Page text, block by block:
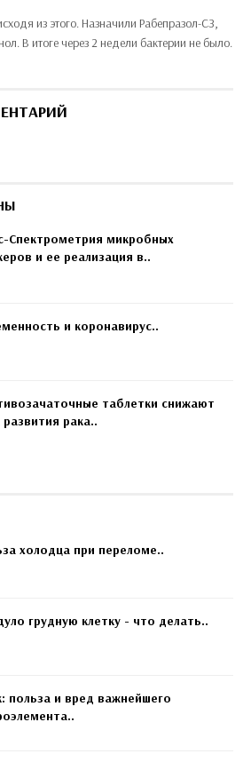
из этого. Назначили Рабепразол-СЗ,
В итоге через 2 недели бактерии не было.
Спектрометрия микробных
и ее реализация в..
и коронавирус..
таблетки снижают
развития рака..
холодца при переломе..
грудную клетку - что делать..
польза и вред важнейшего